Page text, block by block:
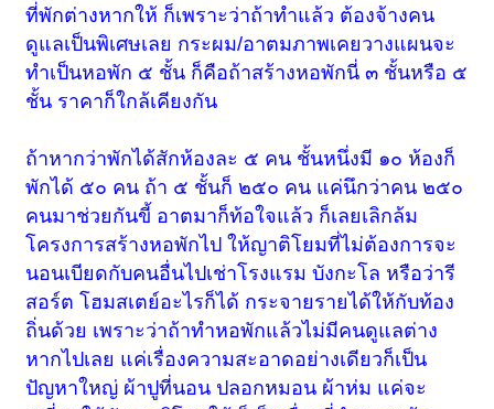
ที่พักต่างหากให้ ก็เพราะว่าถ้าทำแล้ว ต้องจ้างคน
ดูแลเป็นพิเศษเลย กระผม/อาตมภาพเคยวางแผนจะ
ทำเป็นหอพัก ๕ ชั้น ก็คือถ้าสร้างหอพักนี่ ๓ ชั้นหรือ ๕
ชั้น ราคาก็ใกล้เคียงกัน
ถ้าหากว่าพักได้สักห้องละ ๕ คน ชั้นหนึ่งมี ๑๐ ห้องก็
พักได้ ๕๐ คน ถ้า ๕ ชั้นก็ ๒๕๐ คน แค่นึกว่าคน ๒๕๐
คนมาช่วยกันขี้ อาตมาก็ท้อใจแล้ว ก็เลยเลิกล้ม
โครงการสร้างหอพักไป ให้ญาติโยมที่ไม่ต้องการจะ
นอนเบียดกับคนอื่นไปเช่าโรงแรม บังกะโล หรือว่ารี
สอร์ต โฮมสเตย์อะไรก็ได้ กระจายรายได้ให้กับท้อง
ถิ่นด้วย เพราะว่าถ้าทำหอพักแล้วไม่มีคนดูแลต่าง
หากไปเลย แค่เรื่องความสะอาดอย่างเดียวก็เป็น
ปัญหาใหญ่ ผ้าปูที่นอน ปลอกหมอน ผ้าห่ม แค่จะ